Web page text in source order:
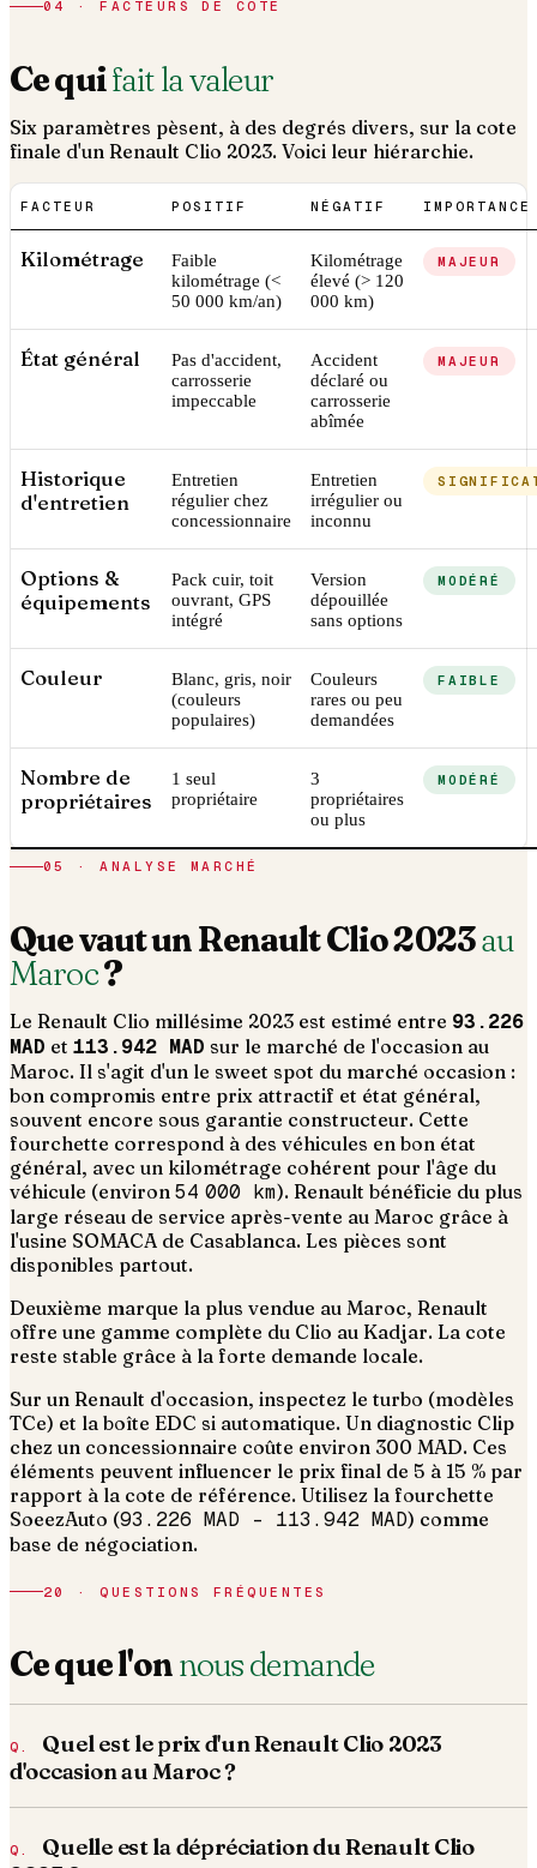
04 · FACTEURS DE COTE
Ce quifait la valeur
Six paramètres pèsent, à des degrés divers, sur la cote
finale d'un Renault Clio 2023. Voici leur hiérarchie.
FACTEUR POSITIF NÉGATIF IMPORTANCE
Kilométrage
Faible
kilométrage (<
50 000 km/an)
Kilométrage
élevé (> 120
000 km)
MAJEUR
État général
Pas d'accident,
carrosserie
impeccable
Accident
déclaré ou
carrosserie
abîmée
MAJEUR
Historique
d'entretien
Entretien
régulier chez
concessionnaire
Entretien
irrégulier ou
inconnu
Options &
équipements
Pack cuir, toit
ouvrant, GPS
intégré
Version
dépouillée
sans options
MODÉRÉ
Couleur
Blanc, gris, noir
(couleurs
populaires)
Couleurs
rares ou peu
demandées
FAIBLE
Nombre de
propriétaires
1 seul
propriétaire
3
propriétaires
ou plus
MODÉRÉ
05 · ANALYSE MARCHÉ
Que vaut unRenaultClio2023au
Maroc?
Le Renault Clio millésime 2023 est estimé entre 93.226
MAD et 113.942 MAD sur le marché de l'occasion au
Maroc. Il s'agit d'un le sweet spot du marché occasion :
bon compromis entre prix attractif et état général,
souvent encore sous garantie constructeur. Cette
fourchette correspond à des véhicules en bon état
général, avec un kilométrage cohérent pour l'âge du
véhicule (environ 54 000 km). Renault bénéficie du plus
large réseau de service après-vente au Maroc grâce à
l'usine SOMACA de Casablanca. Les pièces sont
disponibles partout.
Deuxième marque la plus vendue au Maroc, Renault
offre une gamme complète du Clio au Kadjar. La cote
reste stable grâce à la forte demande locale.
Sur un Renault d'occasion, inspectez le turbo (modèles
TCe) et la boîte EDC si automatique. Un diagnostic Clip
chez un concessionnaire coûte environ 300 MAD. Ces
éléments peuvent influencer le prix final de 5 à 15 % par
rapport à la cote de référence. Utilisez la fourchette
SoeezAuto (93.226 MAD – 113.942 MAD) comme
base de négociation.
20 · QUESTIONS FRÉQUENTES
Ce que l'onnous demande
Quel est le prix d'un Renault Clio 2023
d'occasion au Maroc ?
Quelle est la dépréciation du Renault Clio